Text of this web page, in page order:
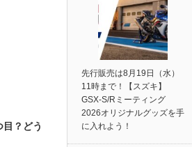
？どう
先行販売は8月19日（水）
11時まで！【スズキ】
GSX-S/Rミーティング
2026オリジナルグッズを手
に入れよう！